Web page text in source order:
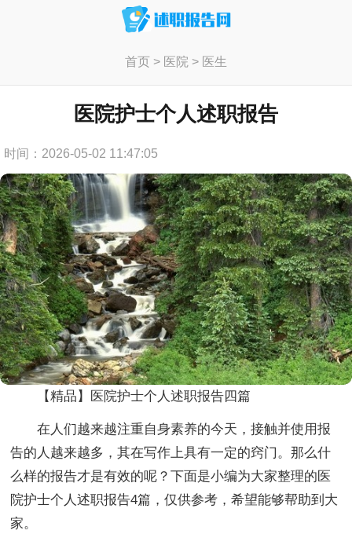
首页> 医院 > 医生
医院护士个人述职报告
时间：2026-05-02 11:47:05
【精品】医院护士个人述职报告四篇
在人们越来越注重自身素养的今天，接触并使用报
告的人越来越多，其在写作上具有一定的窍门。那么什
么样的报告才是有效的呢？下面是小编为大家整理的医
院护士个人述职报告4篇，仅供参考，希望能够帮助到大
家。